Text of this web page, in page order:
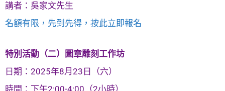
講者：吳家文先生
名額有限，先到先得，按此立即報名
特別活動（二）圖章雕刻工作坊
日期：2025年8月23日（六）
時間：下午2:00-4:00（2小時）